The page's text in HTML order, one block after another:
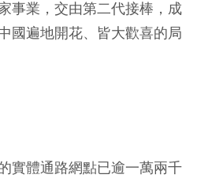
事業，交由第二代接棒，成
國遍地開花、皆大歡喜的局
實體通路網點已逾一萬兩千